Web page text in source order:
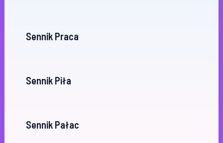
Sennik Praca
Sennik Piła
Sennik Pałac